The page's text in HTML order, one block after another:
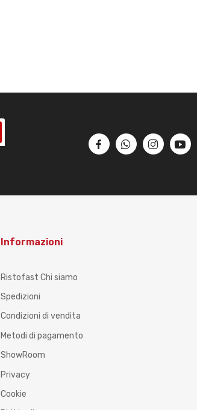
Informazioni
Ristofast Chi siamo
Spedizioni
Condizioni di vendita
Metodi di pagamento
ShowRoom
Privacy
Cookie